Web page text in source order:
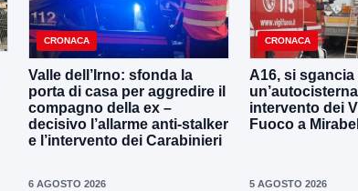
CRONACA
Valle dell’Irno: sfonda la
porta di casa per aggredire il
compagno della ex –
decisivo l’allarme anti-stalker
e l’intervento dei Carabinieri
6 AGOSTO 2026
CRONACA
A16, si sgancia
intervento dei
Fuoco a
5 AGOSTO 2026